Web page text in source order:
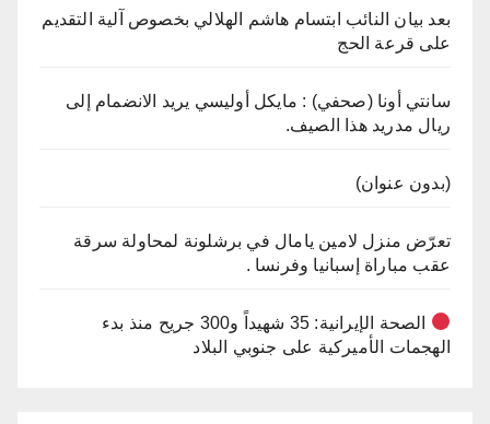
بعد بيان النائب ابتسام هاشم الهلالي بخصوص آلية التقديم
على قرعة الحج
سانتي أونا (صحفي) : مايكل أوليسي يريد الانضمام إلى
ريال مدريد هذا الصيف.
(بدون عنوان)
تعرّض منزل لامين يامال في برشلونة لمحاولة سرقة
عقب مباراة إسبانيا وفرنسا .
الصحة الإيرانية: 35 شهيداً و300 جريح منذ بدء
الهجمات الأميركية على جنوبي البلاد